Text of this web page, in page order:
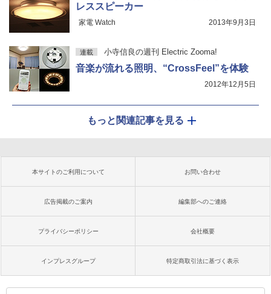
レススピーカー
家電 Watch 2013年9月3日
連載 小寺信良の週刊 Electric Zooma!
音楽が流れる照明、“CrossFeel”を体験
2012年12月5日
もっと関連記事を見る
本サイトのご利用について お問い合わせ
広告掲載のご案内 編集部へのご連絡
プライバシーポリシー 会社概要
インプレスグループ 特定商取引法に基づく表示